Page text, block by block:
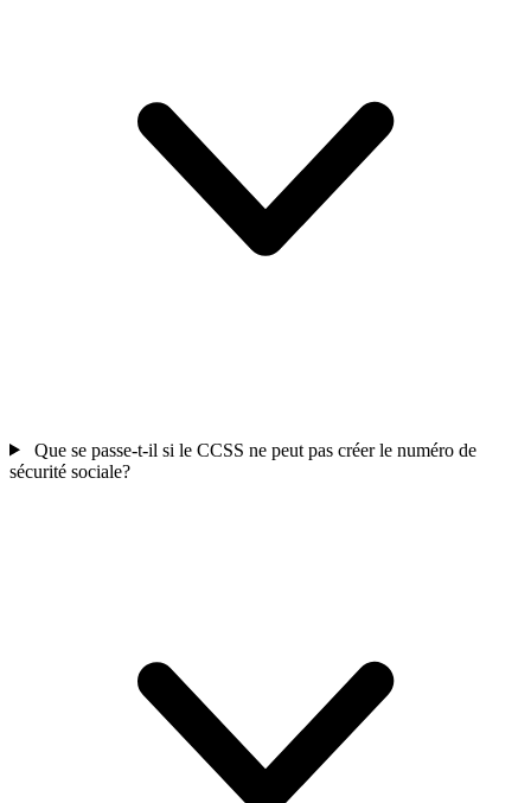
Que se passe-t-il si le CCSS ne peut pas créer le numéro de
sécurité sociale?